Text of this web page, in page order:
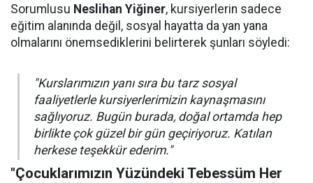
Sorumlusu Neslihan Yiğiner, kursiyerlerin sadece
eğitim alanında değil, sosyal hayatta da yan yana
olmalarını önemsediklerini belirterek şunları söyledi:
"Kurslarımızın yanı sıra bu tarz sosyal
faaliyetlerle kursiyerlerimizin kaynaşmasını
sağlıyoruz. Bugün burada, doğal ortamda hep
birlikte çok güzel bir gün geçiriyoruz. Katılan
herkese teşekkür ederim."
"Çocuklarımızın Yüzündeki Tebessüm Her